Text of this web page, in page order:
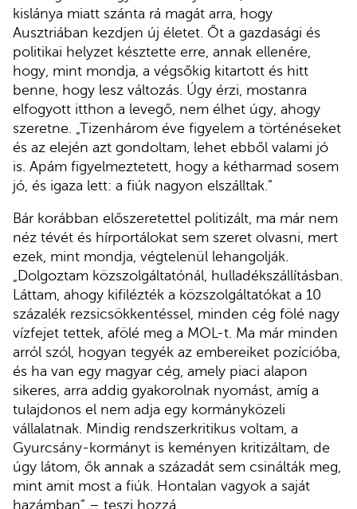
kislánya miatt szánta rá magát arra, hogy
Ausztriában kezdjen új életet. Őt a gazdasági és
politikai helyzet késztette erre, annak ellenére,
hogy, mint mondja, a végsőkig kitartott és hitt
benne, hogy lesz változás. Úgy érzi, mostanra
elfogyott itthon a levegő, nem élhet úgy, ahogy
szeretne. „Tizenhárom éve figyelem a történéseket
és az elején azt gondoltam, lehet ebből valami jó
is. Apám figyelmeztetett, hogy a kétharmad sosem
jó, és igaza lett: a fiúk nagyon elszálltak.”
Bár korábban előszeretettel politizált, ma már nem
néz tévét és hírportálokat sem szeret olvasni, mert
ezek, mint mondja, végtelenül lehangolják.
„Dolgoztam közszolgáltatónál, hulladékszállításban.
Láttam, ahogy kifilézték a közszolgáltatókat a 10
százalék rezsicsökkentéssel, minden cég fölé nagy
vízfejet tettek, afölé meg a MOL-t. Ma már minden
arról szól, hogyan tegyék az embereiket pozícióba,
és ha van egy magyar cég, amely piaci alapon
sikeres, arra addig gyakorolnak nyomást, amíg a
tulajdonos el nem adja egy kormányközeli
vállalatnak. Mindig rendszerkritikus voltam, a
Gyurcsány-kormányt is keményen kritizáltam, de
úgy látom, ők annak a századát sem csinálták meg,
mint amit most a fiúk. Hontalan vagyok a saját
hazámban” – teszi hozzá.